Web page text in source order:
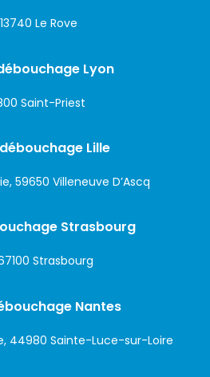
Le Rove
Lyon
Saint-Priest
Lille
59650 Villeneuve D’Ascq
Strasbourg
Strasbourg
Nantes
44980 Sainte-Luce-sur-Loire